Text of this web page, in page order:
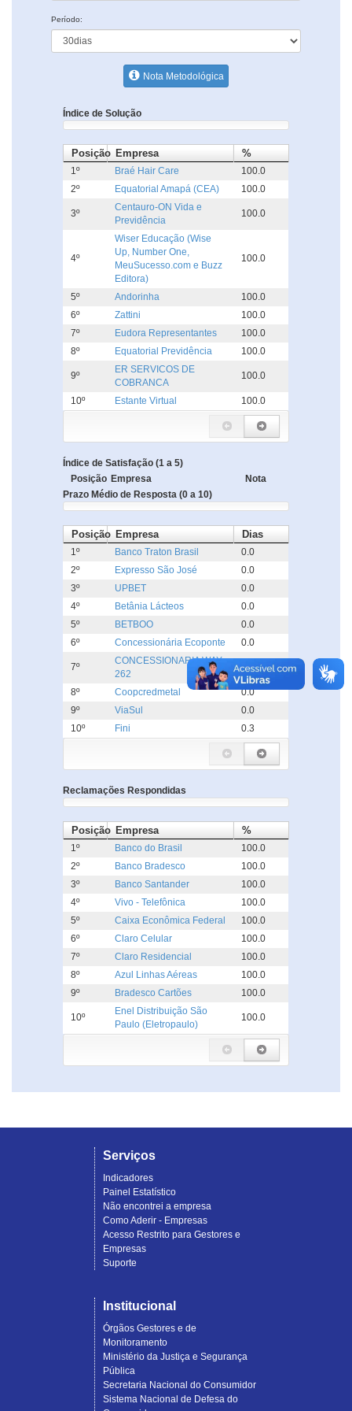
Período:
Nota Metodológica
Índice de Solução
Posição Empresa %
1º Braé Hair Care
100.0
2º
Equatorial Amapá (CEA) 100.0
3º
Centauro-ON Vida e
Previdência
100.0
4º
Wiser Educação (Wise
Up, Number One,
MeuSucesso.com e Buzz
Editora)
100.0
5º Andorinha
100.0
6º
Zattini
100.0
7º
Eudora Representantes
100.0
8º
Equatorial Previdência 100.0
9º
ER SERVICOS DE
COBRANCA
100.0
10º Estante Virtual 100.0
Índice de Satisfação (1 a 5)
Posição Empresa
Nota
Prazo Médio de Resposta (0 a 10)
Posição Empresa Dias
1º Banco Traton Brasil
0.0
2º
Expresso São José
0.0
3º
UPBET
0.0
4º
Betânia Lácteos
0.0
5º
BETBOO
0.0
6º
Concessionária Ecoponte 0.0
7º
CONCESSIONARIA WAY
262
0.0
8º Coopcredmetal
0.0
9º
ViaSul
0.0
10º
Fini 0.3
Reclamações Respondidas
Posição Empresa %
1º Banco do Brasil
100.0
2º
Banco Bradesco
100.0
3º
Banco Santander
100.0
4º
Vivo - Telefônica
100.0
5º
Caixa Econômica Federal
100.0
6º
Claro Celular
100.0
7º
Claro Residencial
100.0
8º
Azul Linhas Aéreas
100.0
9º
Bradesco Cartões 100.0
10º
Enel Distribuição São
Paulo (Eletropaulo)
100.0
Serviços
Indicadores
Painel Estatístico
Não encontrei a empresa
Como Aderir - Empresas
Acesso Restrito para Gestores e
Empresas
Suporte
Institucional
Órgãos Gestores e de
Monitoramento
Ministério da Justiça e Segurança
Pública
Secretaria Nacional do Consumidor
Sistema Nacional de Defesa do